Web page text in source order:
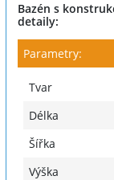
Bazén s
detaily:
Parametry:
Tvar
Délka
Šířka
Výška